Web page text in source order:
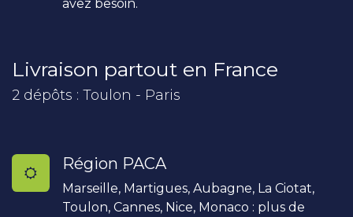
avez besoin.
Livraison partout en France
2 dépôts : Toulon - Paris
Région PACA
Marseille, Martigues, Aubagne, La Ciotat,
Toulon, Cannes, Nice, Monaco : plus de